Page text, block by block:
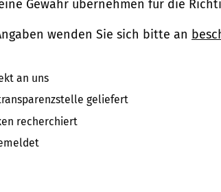
Gewähr übernehmen für die
wenden Sie sich bitte an
an uns
geliefert
recherchiert